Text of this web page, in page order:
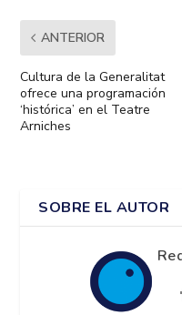
ANTERIOR
Cultura de la Generalitat
ofrece una programación
‘histórica’ en el Teatre
Arniches
SOBRE EL AUTOR